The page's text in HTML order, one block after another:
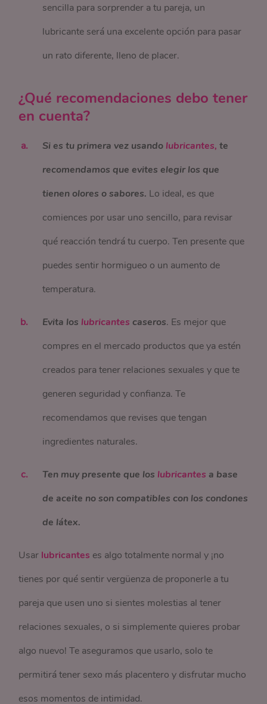
sencilla para sorprender a tu pareja, un
lubricante será una excelente opción para pasar
un rato diferente, lleno de placer.
¿Qué recomendaciones debo tener
en cuenta?
Si es tu primera vez usando lubricantes, te
recomendamos que evites elegir los que
tienen olores o sabores. Lo ideal, es que
comiences por usar uno sencillo, para revisar
qué reacción tendrá tu cuerpo. Ten presente que
puedes sentir hormigueo o un aumento de
temperatura.
Evita los lubricantes caseros. Es mejor que
compres en el mercado productos que ya estén
creados para tener relaciones sexuales y que te
generen seguridad y confianza. Te
recomendamos que revises que tengan
ingredientes naturales.
Ten muy presente que los lubricantes a base
de aceite no son compatibles con los condones
de látex.
Usar lubricantes es algo totalmente normal y ¡no
tienes por qué sentir vergüenza de proponerle a tu
pareja que usen uno si sientes molestias al tener
relaciones sexuales, o si simplemente quieres probar
algo nuevo! Te aseguramos que usarlo, solo te
permitirá tener sexo más placentero y disfrutar mucho
esos momentos de intimidad.